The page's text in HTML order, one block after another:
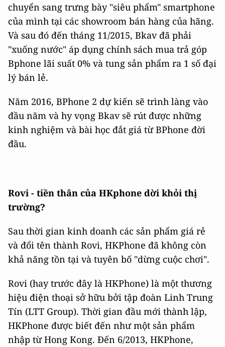
chuyển sang trưng bày "siêu phẩm" smartphone
của mình tại các showroom bán hàng của hãng.
Và sau đó đến tháng 11/2015, Bkav đã phải
"xuống nước" áp dụng chính sách mua trả góp
Bphone lãi suất 0% và tung sản phẩm ra 1 số đại
lý bán lẻ.
Năm 2016, BPhone 2 dự kiến sẽ trình làng vào
đầu năm và hy vọng Bkav sẽ rút được những
kinh nghiệm và bài học đắt giá từ BPhone đời
đầu.
Rovi - tiền thân của HKphone dời khỏi thị
trường?
Sau thời gian kinh doanh các sản phẩm giá rẻ
và đổi tên thành Rovi, HKPhone đã không còn
khả năng tồn tại và tuyên bố "dừng cuộc chơi".
Rovi (hay trước đây là HKPhone) là một thương
hiệu điện thoại sở hữu bởi tập đoàn Linh Trung
Tín (LTT Group). Thời gian đầu mới thành lập,
HKPhone được biết đến như một sản phẩm
nhập từ Hong Kong. Đến 6/2013, HKPhone,